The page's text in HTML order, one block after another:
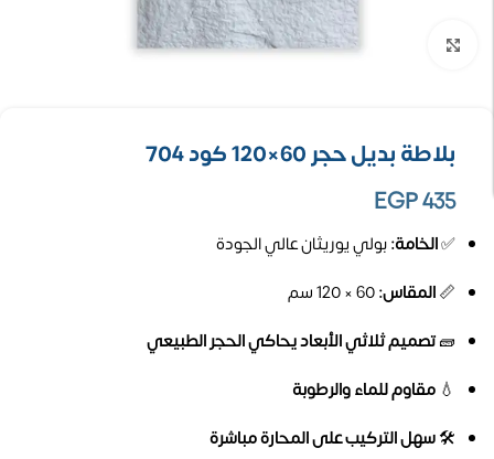
بلاطة بديل حجر 60×120 كود 704
EGP435
✅الخامة:بولي يوريثان عالي الجودة
📏المقاس:
🧱تصميم ثلاثي الأبعاد يحاكي الحجر الطبيعي
💧 مقاوم للماء والرطوبة
🛠️سهل التركيب على المحارة مباشرة